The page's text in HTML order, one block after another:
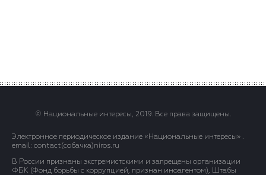
© Национальные интересы, 2019. Все права защищены.
Электронное периодическое издание «Национальные интересы» .
email: contact(сoбaчка)niros.ru
В России признаны экстремистскими и запрещены организации
ФБК (Фонд борьбы с коррупцией, признан иноагентом), Штабы